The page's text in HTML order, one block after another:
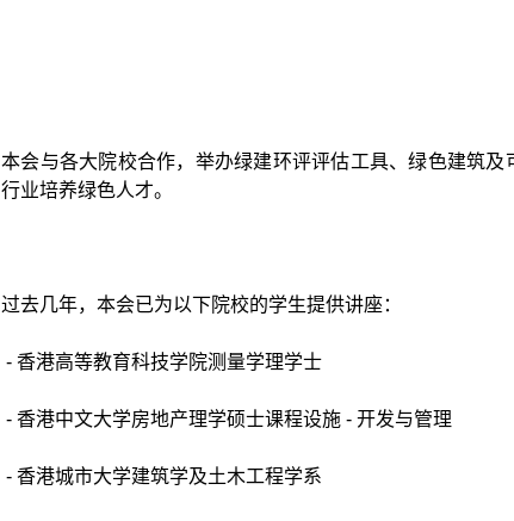
本会与各大院校合作，举办绿建环评评估工具、绿色建筑
行业培养绿色人才。
过去几年，本会已为以下院校的学生提供讲座：
- 香港高等教育科技学院测量学理学士
- 香港中文大学房地产理学硕士课程设施 - 开发与管理
- 香港城市大学建筑学及土木工程学系